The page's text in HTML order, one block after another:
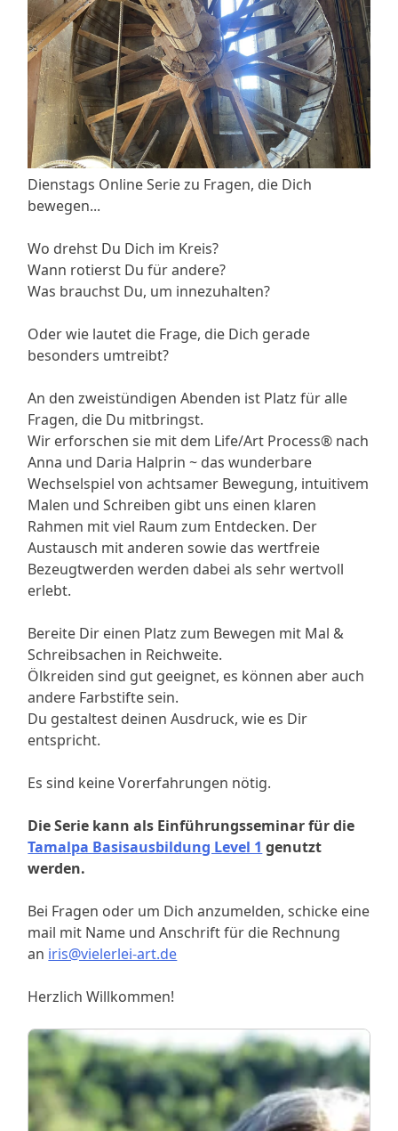
Dienstags Online Serie zu Fragen, die Dich
bewegen...
Wo drehst Du Dich im Kreis?
Wann rotierst Du für andere?
Was brauchst Du, um innezuhalten?
Oder wie lautet die Frage, die Dich gerade
besonders umtreibt?
An den zweistündigen Abenden ist Platz für alle
Fragen, die Du mitbringst.
Wir erforschen sie mit dem Life/Art Process® nach
Anna und Daria Halprin ~ das wunderbare
Wechselspiel von achtsamer Bewegung, intuitivem
Malen und Schreiben gibt uns einen klaren
Rahmen mit viel Raum zum Entdecken. Der
Austausch mit anderen sowie das wertfreie
Bezeugtwerden werden dabei als sehr wertvoll
erlebt.
Bereite Dir einen Platz zum Bewegen mit Mal &
Schreibsachen in Reichweite.
Ölkreiden sind gut geeignet, es können aber auch
andere Farbstifte sein.
Du gestaltest deinen Ausdruck, wie es Dir
entspricht.
Es sind keine Vorerfahrungen nötig.
Die Serie kann als Einführungsseminar für die
Tamalpa Basisausbildung Level 1 genutzt
werden.
Bei Fragen oder um Dich anzumelden, schicke eine
mail mit Name und Anschrift für die Rechnung
an iris@vielerlei-art.de
Herzlich Willkommen!